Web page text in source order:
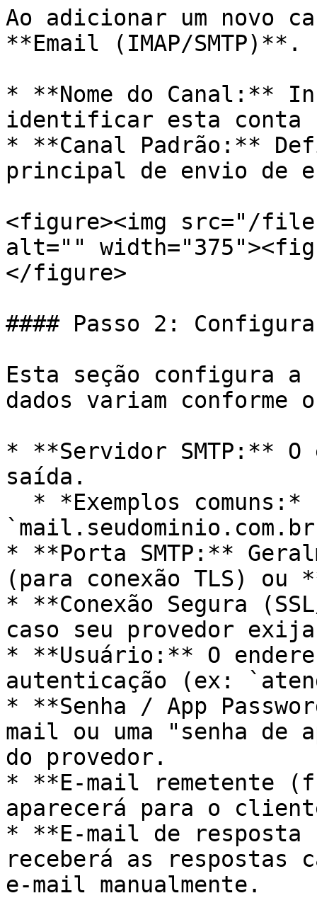
Ao adicionar um novo
**Email (IMAP/SMTP)**.
* **Nome do Canal:**
identificar esta conta
* **Canal Padrão:**
principal de envio de
<figure><img src="/
alt=""
</figure>
#### Passo 2:
Esta seção configura a
dados variam conforme
* **Servidor SMTP:** O
saída.
* **Porta SMTP:**
(para conexão TLS) ou
* **Conexão Segura
caso seu provedor
* **Usuário:** O
autenticação (ex:
* **Senha / App
mail ou uma "senha
do provedor.
* **E-mail remetente
aparecerá para o
* **E-mail de resposta
receberá as respostas
e-mail manualmente.